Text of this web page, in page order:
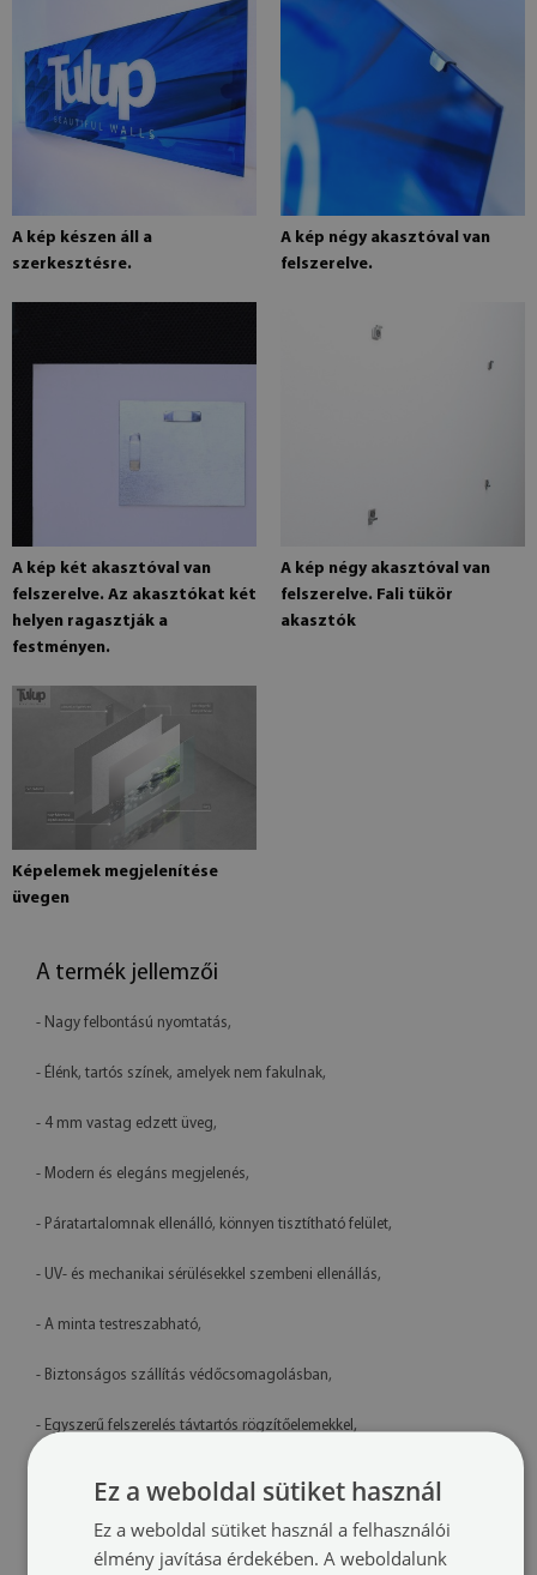
A kép készen áll a
szerkesztésre.
A kép négy akasztóval van
felszerelve.
A kép két akasztóval van
felszerelve. Az akasztókat két
helyen ragasztják a
festményen.
A kép négy akasztóval van
felszerelve. Fali tükör
akasztók
Képelemek megjelenítése
üvegen
A termék jellemzői
- Nagy felbontású nyomtatás,
- Élénk, tartós színek, amelyek nem fakulnak,
- 4 mm vastag edzett üveg,
- Modern és elegáns megjelenés,
- Páratartalomnak ellenálló, könnyen tisztítható felület,
- UV- és mechanikai sérülésekkel szembeni ellenállás,
- A minta testreszabható,
- Biztonságos szállítás védőcsomagolásban,
- Egyszerű felszerelés távtartós rögzítőelemekkel,
Műszaki adatok
Ez a weboldal sütiket használ
Ez a weboldal sütiket használ a felhasználói
élmény javítása érdekében. A weboldalunk